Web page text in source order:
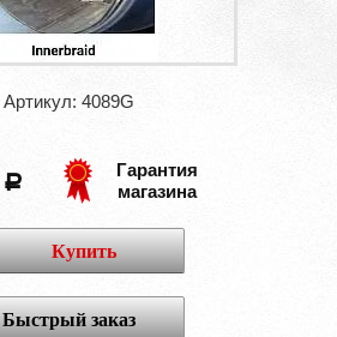
Артикул: 4089G
a
Гарантия
магазина
Купить
Быстрый заказ